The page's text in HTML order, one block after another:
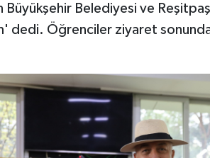
Büyükşehir Belediyesi ve
dedi. Öğrenciler ziyaret